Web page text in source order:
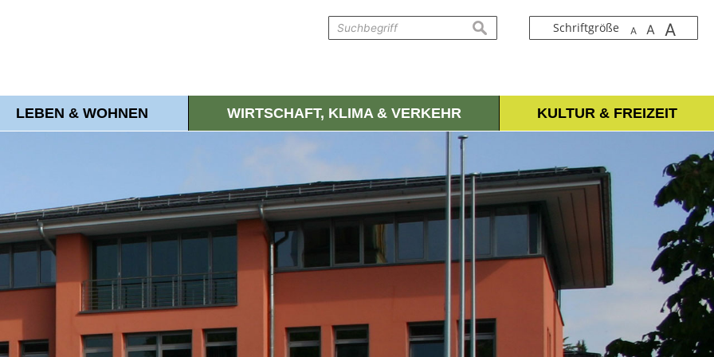
Schriftgröße A A A
suchen
LEBEN & WOHNEN WIRTSCHAFT, KLIMA & VERKEHR KULTUR & FREIZEIT